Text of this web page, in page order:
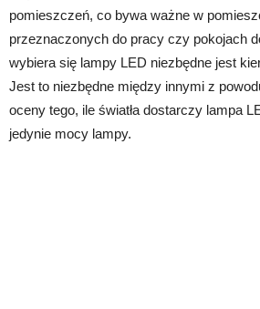
pomieszczeń, co bywa ważne w
przeznaczonych do pracy czy pokojach
wybiera się lampy LED niezbędne jest
Jest to niezbędne między innymi z
oceny tego, ile światła dostarczy lampa
jedynie mocy lampy.